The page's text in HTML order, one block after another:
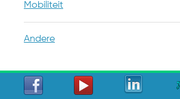
Mobiliteit
Andere